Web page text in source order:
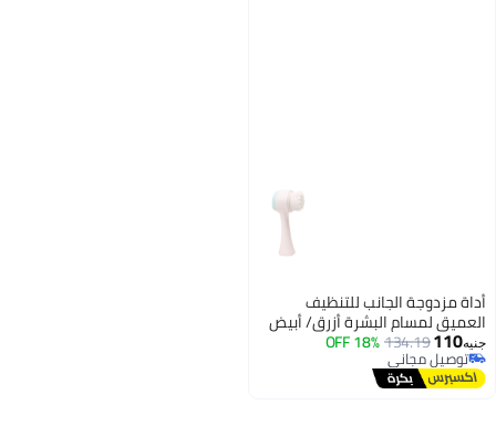
أداة مزدوجة الجانب للتنظيف
العميق لمسام البشرة أزرق/ أبيض
جنيه110
134.19
18% OFF
توصيل مجاني
توصيل مجاني